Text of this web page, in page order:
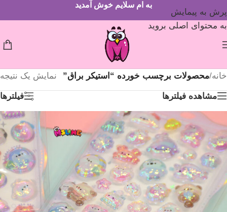
پرش به پیمایش
به محتوای اصلی بروید
به ام سلایم خوش آمدید
خانه/محصولات برچسب خورده “استیکر براق” نمایش یک نتیجه
مشاهده فیلترها فیلترها